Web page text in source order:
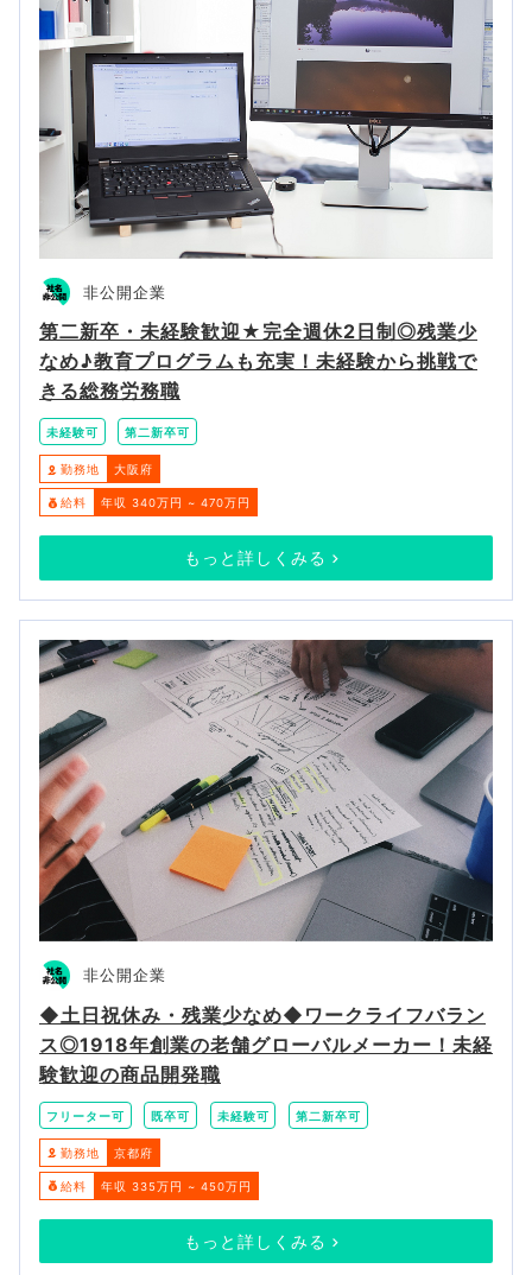
非公開企業
第二新卒・未経験歓迎★完全週休2日制◎残業少
なめ♪教育プログラムも充実！未経験から挑戦で
きる総務労務職
未経験可 第二新卒可
勤務地 大阪府
給料 年収 340万円 ~ 470万円
もっと詳しくみる
非公開企業
◆土日祝休み・残業少なめ◆ワークライフバラン
ス◎1918年創業の老舗グローバルメーカー！未経
験歓迎の商品開発職
フリーター可 既卒可 未経験可 第二新卒可
勤務地 京都府
給料 年収 335万円 ~ 450万円
もっと詳しくみる